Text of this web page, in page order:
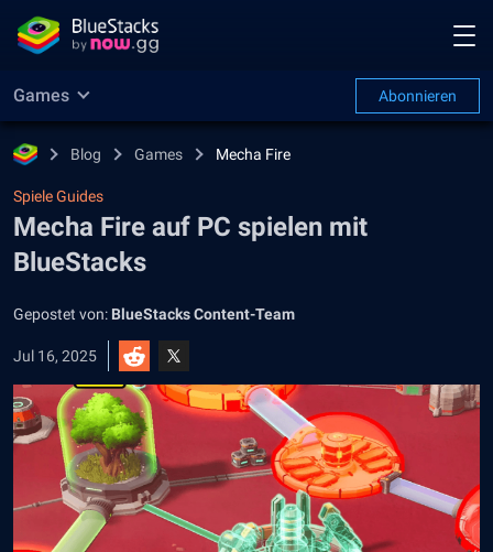
Games Abonnieren
Blog Games Mecha Fire
Spiele Guides
Mecha Fire auf PC spielen mit
BlueStacks
Gepostet von: BlueStacks Content-Team
Jul 16, 2025